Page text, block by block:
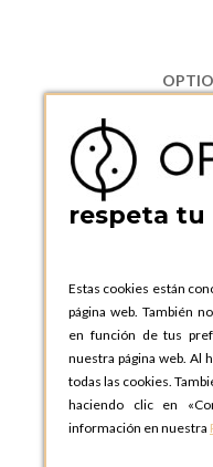
08130 Santa
OPTIONS
C.
28803
respeta tu
Estas cookies están
página web. También
en función de tus
nuestra página web. Al
todas las cookies.
haciendo clic en
información en nuestra